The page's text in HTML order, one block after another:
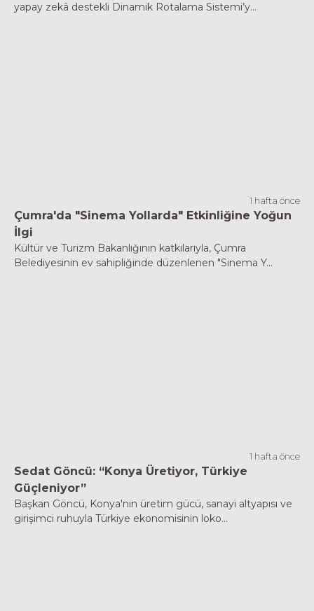
yapay zekâ destekli Dinamik Rotalama Sistemi’y...
1 hafta önce
Çumra'da "Sinema Yollarda" Etkinliğine Yoğun
İlgi
Kültür ve Turizm Bakanlığının katkılarıyla, Çumra
Belediyesinin ev sahipliğinde düzenlenen "Sinema Y...
1 hafta önce
Sedat Göncü: “Konya Üretiyor, Türkiye
Güçleniyor”
Başkan Göncü, Konya'nın üretim gücü, sanayi altyapısı ve
girişimci ruhuyla Türkiye ekonomisinin loko...